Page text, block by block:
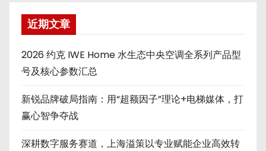
近期文章
2026 约克 IWE Home 水生态中央空调全系列产品型
号及核心参数汇总
新锐品牌破局指南：用“超额因子”理论+电梯媒体，打
赢心智争夺战
深耕数字服务赛道，上海溢策以专业赋能企业高效转